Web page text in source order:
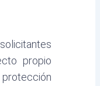
propio
protección